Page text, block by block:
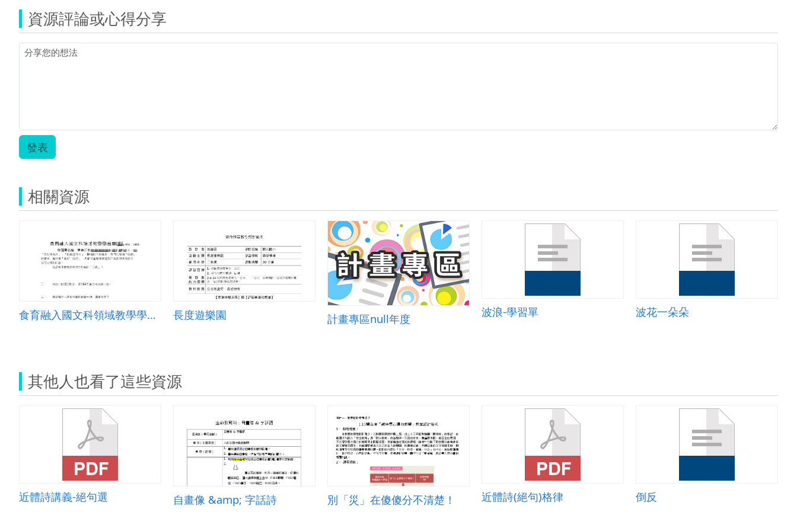
詩
資源評論或心得分享
發表
相關資源
食育融入國文科領域教學學習單 長度遊樂園 計畫專區null年度
波浪-學習單 波花一朵朵
其他人也看了這些資源
近體詩講義-絕句選 自畫像 &amp; 字話詩 別「災」在傻傻分不清楚！ 近體詩(絕句)格律 倒反